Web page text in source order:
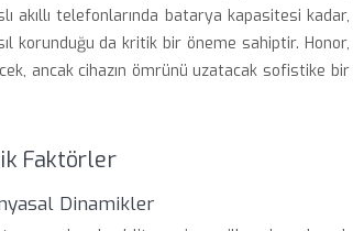
akıllı telefonlarında batarya kapasitesi kadar,
korunduğu da kritik bir öneme sahiptir. Honor,
ancak cihazın ömrünü uzatacak sofistike bir
Faktörler
Dinamikler